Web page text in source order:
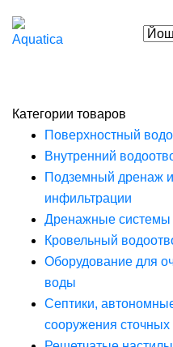
Категории товаров
Поверхностный
Внутренний
Подземный дренаж
инфильтрации
Дренажные системы
Кровельный
Оборудование для
воды
Септики,
сооружения сточных